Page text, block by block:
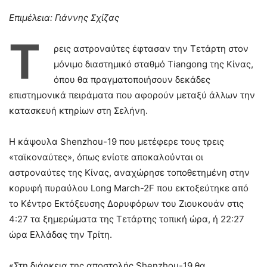
Επιμέλεια: Γιάννης Σχίζας
Τ
ρεις αστροναύτες έφτασαν την Τετάρτη στον
μόνιμο διαστημικό σταθμό Tiangong της Κίνας,
όπου θα πραγματοποιήσουν δεκάδες
επιστημονικά πειράματα που αφορούν μεταξύ άλλων την
κατασκευή κτηρίων στη Σελήνη.
Η κάψουλα Shenzhou-19 που μετέφερε τους τρεις
«ταϊκοναύτες», όπως ενίοτε αποκαλούνται οι
αστροναύτες της Κίνας, αναχώρησε τοποθετημένη στην
κορυφή πυραύλου Long March-2F που εκτοξεύτηκε από
το Κέντρο Εκτόξευσης Δορυφόρων του Ζιουκουάν στις
4:27 τα ξημερώματα της Τετάρτης τοπική ώρα, ή 22:27
ώρα Ελλάδας την Τρίτη.